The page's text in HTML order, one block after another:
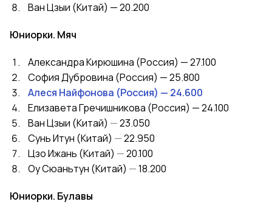
Ван Цзыи (Китай) — 20.200
Юниорки. Мяч
Александра Кирюшина (Россия) — 27.100
София Дубровина (Россия) — 25.800
Алеся Найфонова (Россия) — 24.600
Елизавета Гречишникова (Россия) — 24.100
Ван Цзыи (Китай) —23.050
Сунь Итун (Китай) —22.950
Цзо Ижань (Китай) —20.100
Оу Сюаньтун (Китай) —18.200
Юниорки. Булавы